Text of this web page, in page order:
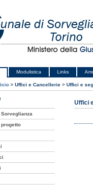
Modulistica Links
> Uffici e Cancellerie > Uffici e
Uffici